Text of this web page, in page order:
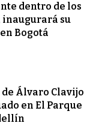
dentro de los
inaugurará su
Bogotá
Álvaro Clavijo
en El Parque